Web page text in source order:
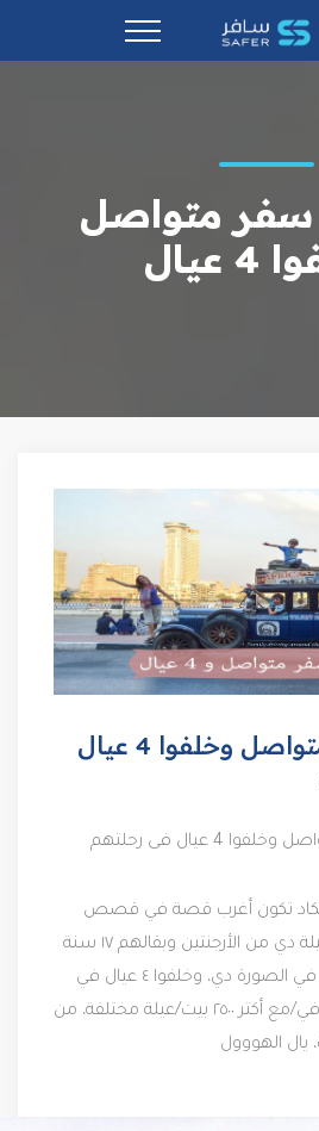
سفر متواصل
تكون أغرب قصة في قصص
السفر حول العالم، العيلة دي من الأرجنتين وبقالهم ١٧ سنة
بيسافروا بالعربية اللي في الصورة دي، وخلفوا ٤ عيال في
خلال رحلتهم، وعاشوا في/مع أكتر ٢٥٠٠ بيت/عيلة مختلفة، من
يال الهووول